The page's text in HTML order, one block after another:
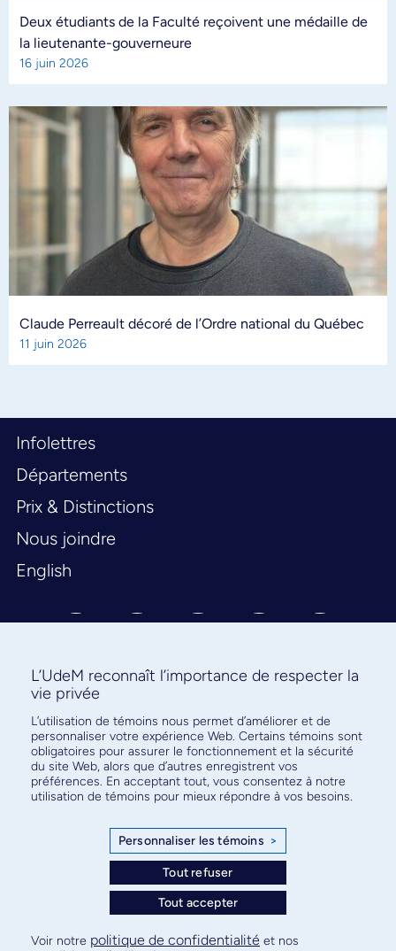
Deux étudiants de la Faculté reçoivent une médaille de
la lieutenante-gouverneure
16 juin 2026
Claude Perreault décoré de l’Ordre national du Québec
11 juin 2026
Infolettres
Départements
Prix & Distinctions
Nous joindre
English
Abonnez-vous à notre infolettre
pour connaître l’actualité facultaire
L’UdeM reconnaît l’importance de respecter la
vie privée
L’utilisation de témoins nous permet d’améliorer et de
personnaliser votre expérience Web. Certains témoins sont
obligatoires pour assurer le fonctionnement et la sécurité
du site Web, alors que d’autres enregistrent vos
préférences. En acceptant tout, vous consentez à notre
utilisation de témoins pour mieux répondre à vos besoins.
Personnaliser les témoins >
Tout refuser
Tout accepter
Voir notre politique de confidentialité et nos